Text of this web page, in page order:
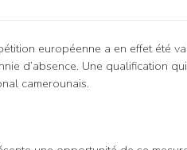
européenne a en effet été
d’absence. Une qualification
camerounais.